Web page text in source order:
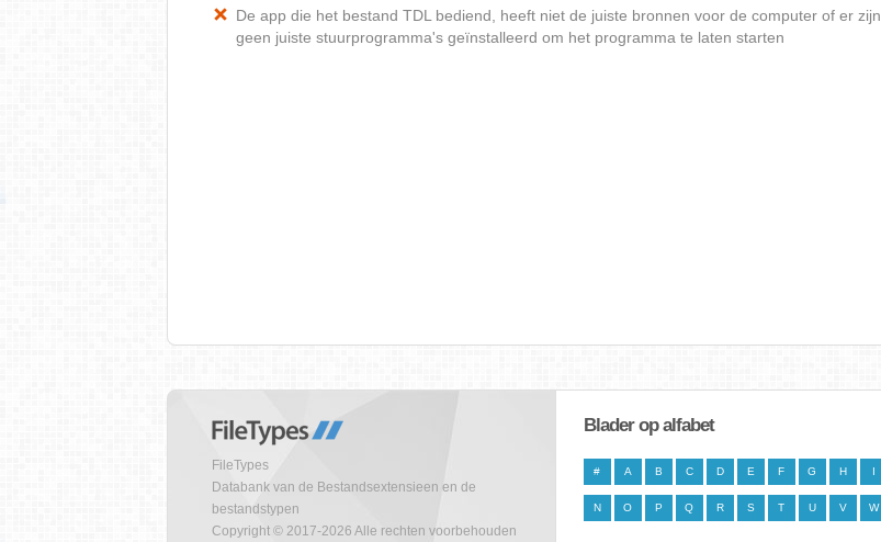
De app die het bestand TDL bediend, heeft niet de juiste bronnen voor de computer of er zijn
geen juiste stuurprogramma's geïnstalleerd om het programma te laten starten
FileTypes
Databank van de Bestandsextensieen en de
bestandstypen
Copyright © 2017-2026 Alle rechten voorbehouden
Blader op alfabet
# A B C D E F G H I
N O P Q R S T U V W